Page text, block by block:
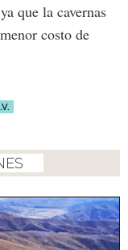
que la cavernas
costo de